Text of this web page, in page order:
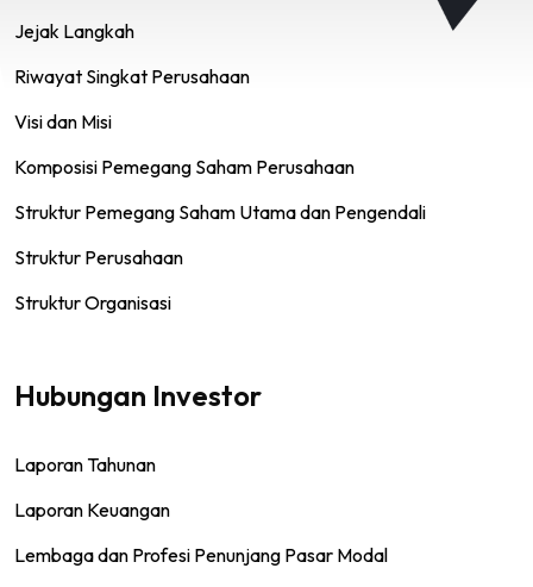
Jejak Langkah
Riwayat Singkat Perusahaan
Visi dan Misi
Komposisi Pemegang Saham Perusahaan
Struktur Pemegang Saham Utama dan Pengendali
Struktur Perusahaan
Struktur Organisasi
Hubungan Investor
Laporan Tahunan
Laporan Keuangan
Lembaga dan Profesi Penunjang Pasar Modal